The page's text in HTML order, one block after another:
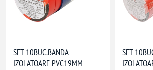
SET 10BUC.BANDA
IZOLATOARE PVC19MM
SET